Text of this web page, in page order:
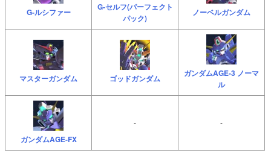
G-ルシファー
G-セルフ(パーフェクト
パック)
ノーベルガンダム
マスターガンダム ゴッドガンダム
ガンダムAGE-3 ノーマ
ル
ガンダムAGE-FX
- -